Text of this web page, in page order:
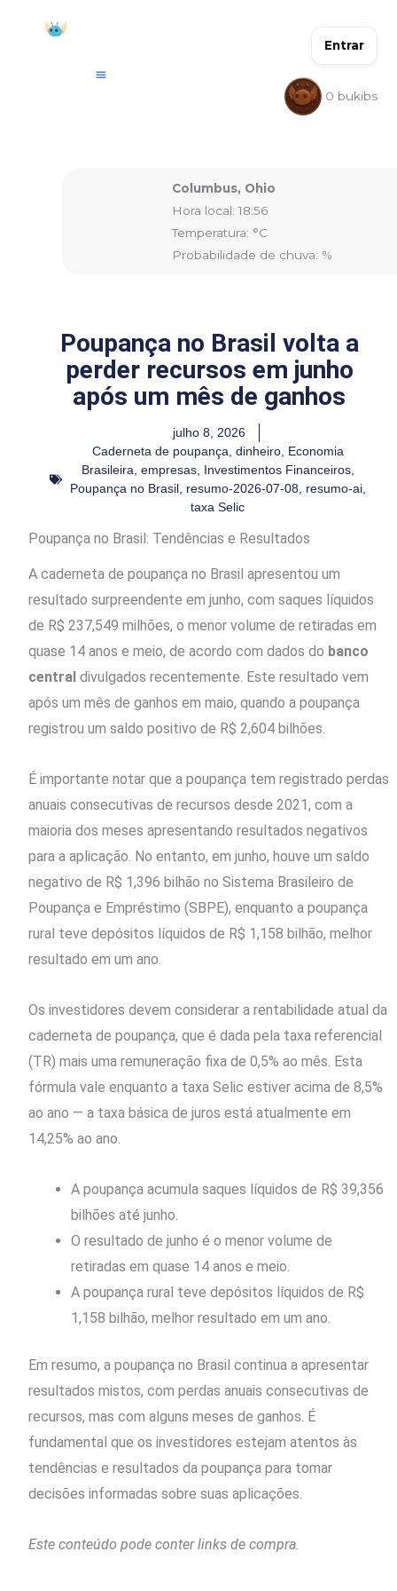
Entrar
0 bukibs
Columbus, Ohio
Hora local: 18:56
Temperatura: °C
Probabilidade de chuva: %
Poupança no Brasil volta a
perder recursos em junho
após um mês de ganhos
julho 8, 2026
Caderneta de poupança dinheiro, Economia
Brasileira empresas, Investimentos Financeiros,
Poupança no Brasil, resumo-2026-07-08 resumo-ai,
taxa Selic
Poupança no Brasil: Tendências e Resultados
A caderneta de poupança no Brasil apresentou um
resultado surpreendente em junho, com saques líquidos
de R$ 237,549 milhões, o menor volume de retiradas em
quase 14 anos e meio, de acordo com dados do banco
central divulgados recentemente. Este resultado vem
após um mês de ganhos em maio, quando a poupança
registrou um saldo positivo de R$ 2,604 bilhões.
É importante notar que a poupança tem registrado perdas
anuais consecutivas de recursos desde 2021, com a
maioria dos meses apresentando resultados negativos
para a aplicação. No entanto, em junho, houve um saldo
negativo de R$ 1,396 bilhão no Sistema Brasileiro de
Poupança e Empréstimo (SBPE), enquanto a poupança
rural teve depósitos líquidos de R$ 1,158 bilhão, melhor
resultado em um ano.
Os investidores devem considerar a rentabilidade atual da
caderneta de poupança, que é dada pela taxa referencial
(TR) mais uma remuneração fixa de 0,5% ao mês. Esta
fórmula vale enquanto a taxa Selic estiver acima de 8,5%
ao ano — a taxa básica de juros está atualmente em
14,25% ao ano.
A poupança acumula saques líquidos de R$ 39,356
bilhões até junho.
O resultado de junho é o menor volume de
retiradas em quase 14 anos e meio.
A poupança rural teve depósitos líquidos de R$
1,158 bilhão, melhor resultado em um ano.
Em resumo, a poupança no Brasil continua a apresentar
resultados mistos, com perdas anuais consecutivas de
recursos, mas com alguns meses de ganhos. É
fundamental que os investidores estejam atentos às
tendências e resultados da poupança para tomar
decisões informadas sobre suas aplicações.
Este conteúdo pode conter links de compra.